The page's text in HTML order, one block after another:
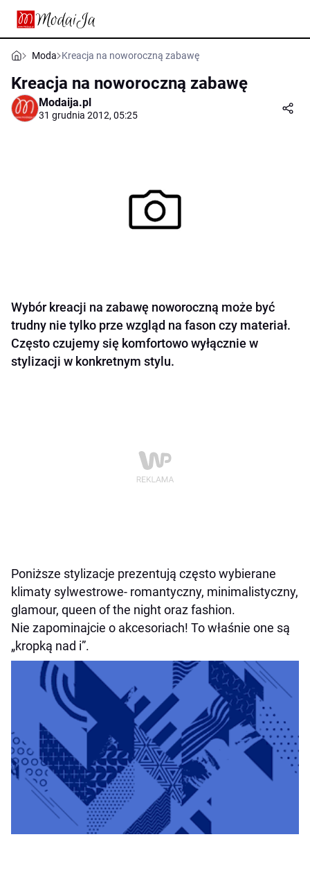
Moda Kreacja na noworoczną zabawę
Kreacja na noworoczną zabawę
Modaija.pl
31 grudnia 2012, 05:25
Wybór kreacji na zabawę noworoczną może być
trudny nie tylko prze wzgląd na fason czy materiał.
Często czujemy się komfortowo wyłącznie w
stylizacji w konkretnym stylu.
Poniższe stylizacje prezentują często wybierane
klimaty sylwestrowe- romantyczny, minimalistyczny,
glamour, queen of the night oraz fashion.
Nie zapominajcie o akcesoriach! To właśnie one są
„kropką nad i”.